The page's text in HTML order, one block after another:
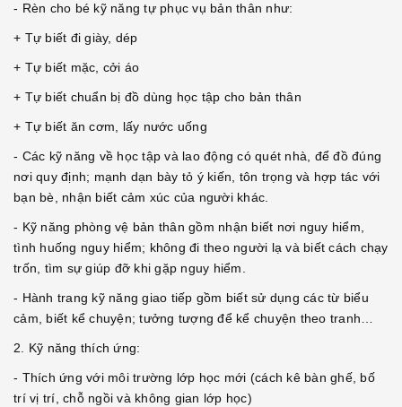
- Rèn cho bé kỹ năng tự phục vụ bản thân như:
+ Tự biết đi giày, dép
+ Tự biết mặc, cởi áo
+ Tự biết chuẩn bị đồ dùng học tập cho bản thân
+ Tự biết ăn cơm, lấy nước uống
- Các kỹ năng về học tập và lao động có quét nhà, để đồ đúng
nơi quy định; mạnh dạn bày tỏ ý kiến, tôn trọng và hợp tác với
bạn bè, nhận biết cảm xúc của người khác.
- Kỹ năng phòng vệ bản thân gồm nhận biết nơi nguy hiểm,
tình huống nguy hiểm; không đi theo người lạ và biết cách chạy
trốn, tìm sự giúp đỡ khi gặp nguy hiểm.
- Hành trang kỹ năng giao tiếp gồm biết sử dụng các từ biểu
cảm, biết kể chuyện; tưởng tượng để kể chuyện theo tranh…
2. Kỹ năng thích ứng:
- Thích ứng với môi trường lớp học mới (cách kê bàn ghế, bố
trí vị trí, chỗ ngồi và không gian lớp học)